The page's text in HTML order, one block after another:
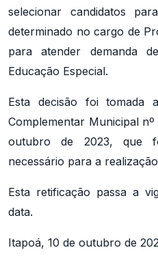
selecionar candidatos
determinado no cargo de
para atender demanda
Educação Especial.
Esta decisão foi tomada
Complementar Municipal
outubro de 2023, que
necessário para a
Esta retificação passa a
data.
Itapoá, 10 de outubro de